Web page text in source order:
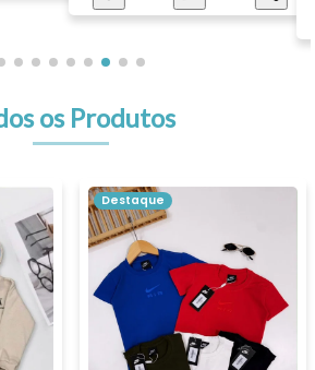
os Produtos
Destaque